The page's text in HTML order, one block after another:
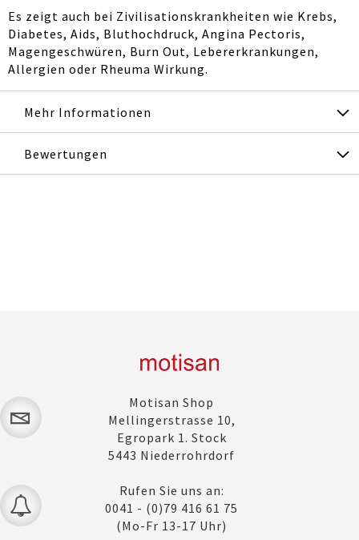
Es zeigt auch bei Zivilisationskrankheiten wie Krebs,
Diabetes, Aids, Bluthochdruck, Angina Pectoris,
Magengeschwüren, Burn Out, Lebererkrankungen,
Allergien oder Rheuma Wirkung.
Mehr Informationen
Bewertungen
Motisan Shop
Mellingerstrasse 10,
Egropark 1. Stock
5443 Niederrohrdorf
Rufen Sie uns an:
0041 - (0)79 416 61 75
(Mo-Fr 13-17 Uhr)